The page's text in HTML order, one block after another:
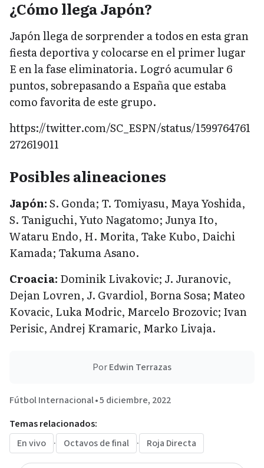
¿Cómo llega Japón?
Japón llega de sorprender a todos en esta gran
fiesta deportiva y colocarse en el primer lugar
E en la fase eliminatoria. Logró acumular 6
puntos, sobrepasando a España que estaba
como favorita de este grupo.
https://twitter.com/SC_ESPN/status/1599764761
272619011
Posibles alineaciones
Japón:S. Gonda; T. Tomiyasu, Maya Yoshida,
S. Taniguchi, Yuto Nagatomo; Junya Ito,
Wataru Endo, H. Morita, Take Kubo, Daichi
Kamada; Takuma Asano.
Croacia: Dominik Livakovic; J. Juranovic,
Dejan Lovren, J. Gvardiol, Borna Sosa; Mateo
Kovacic, Luka Modric, Marcelo Brozovic; Ivan
Perisic, Andrej Kramaric, Marko Livaja.
PorEdwin Terrazas
Fútbol Internacional•5 diciembre, 2022
Temas relacionados:
En vivo
· Octavos de final · Roja Directa